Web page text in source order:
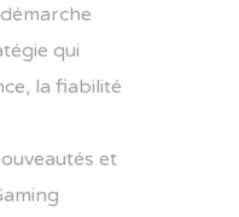
qui
la fiabilité
et